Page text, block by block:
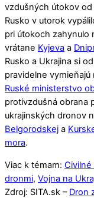
vzdušných útokov od
Rusko v utorok
pri útokoch zahynulo
vrátane Kyjeva a
Rusko a Ukrajina si
pravidelne
Ruské ministerstvo
protivzdušná obrana
ukrajinských dronov
Belgorodskej a
mora.
Viac k témam:
dronmi, Vojna na
Zdroj: SITA.sk – Dron